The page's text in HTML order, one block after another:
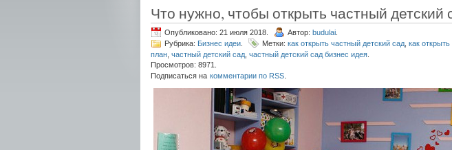
Что нужно, чтобы открыть частный детский
Опубликовано: 21 июля 2018. Автор: budulai
Рубрика: Бизнес идеи Метки: как открыть частный детский сад как
план частный детский сад частный детский сад бизнес идея
Просмотров: 8971.
Подписаться на комментарии по RSS.